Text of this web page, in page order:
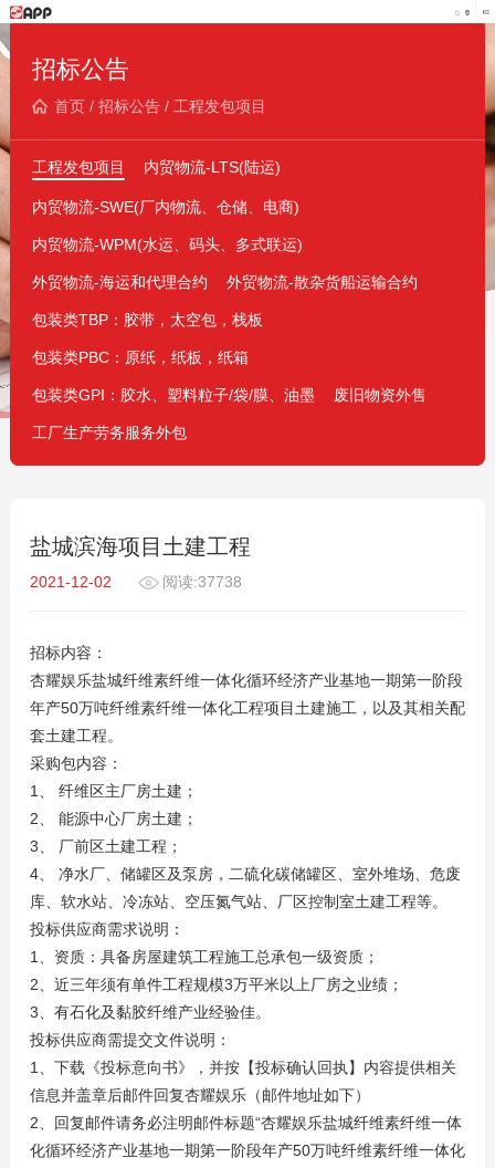
招标公告
首页/ 招标公告/ 工程发包项目
工程发包项目 内贸物流-LTS(陆运)
内贸物流-SWE(厂内物流、仓储、电商)
内贸物流-WPM(水运、码头、多式联运)
外贸物流-海运和代理合约 外贸物流-散杂货船运输合约
包装类TBP：胶带，太空包，栈板
包装类PBC：原纸，纸板，纸箱
包装类GPI：胶水、塑料粒子/袋/膜、油墨 废旧物资外售
工厂生产劳务服务外包
盐城滨海项目土建工程
2021-12-02 阅读:37738
招标内容：
杏耀娱乐盐城纤维素纤维一体化循环经济产业基地一期第一阶段
年产50万吨纤维素纤维一体化工程项目土建施工，以及其相关配
套土建工程。
采购包内容：
1、 纤维区主厂房土建；
2、 能源中心厂房土建；
3、 厂前区土建工程；
4、 净水厂、储罐区及泵房，二硫化碳储罐区、室外堆场、危废
库、软水站、冷冻站、空压氮气站、厂区控制室土建工程等。
投标供应商需求说明：
1、资质：具备房屋建筑工程施工总承包一级资质；
2、近三年须有单件工程规模3万平米以上厂房之业绩；
3、有石化及黏胶纤维产业经验佳。
投标供应商需提交文件说明：
1、下载《投标意向书》，并按【投标确认回执】内容提供相关
信息并盖章后邮件回复杏耀娱乐（邮件地址如下）
2、回复邮件请务必注明邮件标题“杏耀娱乐盐城纤维素纤维一体
化循环经济产业基地一期第一阶段年产50万吨纤维素纤维一体化